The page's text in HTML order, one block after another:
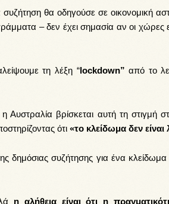
συζήτηση θα οδηγούσε σε οικονομική
– δεν έχει σημασία αν οι χώρες
τη λέξη “lockdown”από το
Αυστραλία βρίσκεται αυτή τη στιγμή
ότι «το κλείδωμα δεν είναι
δημόσιας συζήτησης για ένα
η αλήθεια είναι ότι η